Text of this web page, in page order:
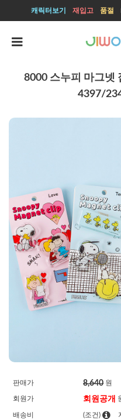
캐릭터보기 재입고 품절
8000 스누피 마그넷
4397/
판매가 8,640원
회원가 회원공개
배송비 (조건)